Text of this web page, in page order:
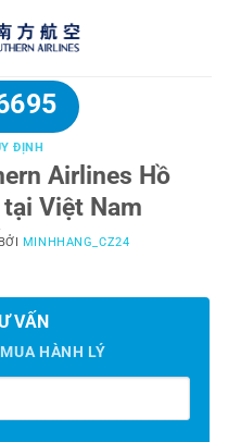
ĐỊNH
Airlines Hồ
Việt Nam
BỞI MINHHANG_CZ24
VẤN
HÀNH LÝ